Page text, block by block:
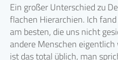
Ein großer Unterschied zu
flachen Hierarchien. Ich
am besten, die uns nicht
andere Menschen eigentlich
ist das total üblich, man